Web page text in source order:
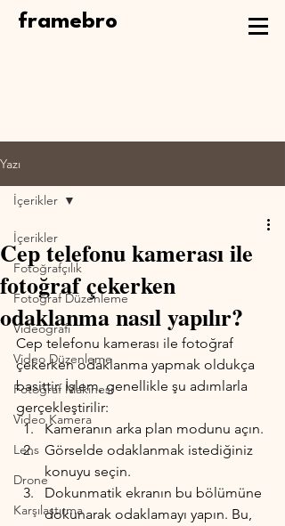
framebro
Yazı
İçerikler
Fotoğrafçılık
Fotoğraf Düzenleme
Videografi
Video Düzenleme
Fotoğraf Makinesi
Video Kamera
Lens
Drone
Karşılaştırma
İçerikler
Cep telefonu kamerası ile
fotoğraf çekerken
odaklanma nasıl yapılır?
Cep telefonu kamerası ile fotoğraf
çekerken odaklanma yapmak oldukça
basittir. İşlem, genellikle şu adımlarla
gerçekleştirilir:
Kameranın arka plan modunu açın.
Görselde odaklanmak istediğiniz
konuyu seçin.
Dokunmatik ekranın bu bölümüne
dokunarak odaklamayı yapın. Bu,